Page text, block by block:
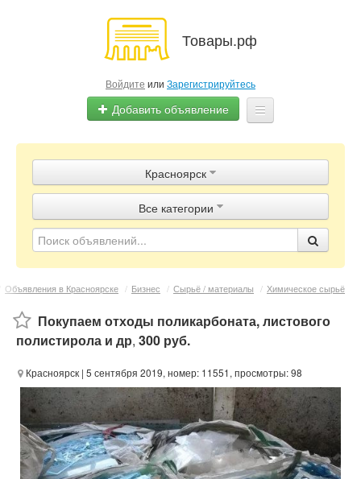
Товары.рф
Войдите или Зарегистрируйтесь
Добавить объявление
Объявления
Магазины
Контакты
Красноярск
Все категории
Объявления в Красноярске / Бизнес / Сырьё / материалы / Химическое сырьё
Покупаем отходы поликарбоната, листового
полистирола и др, 300 руб.
Красноярск | 5 сентября 2019, номер: 11551, просмотры: 98